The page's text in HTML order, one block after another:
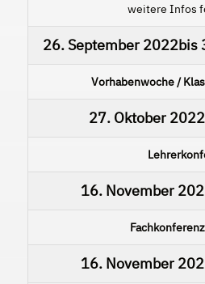
weitere Infos
26. September 2022bis
Vorhabenwoche /
27. Oktober 2022
16. November
16. November